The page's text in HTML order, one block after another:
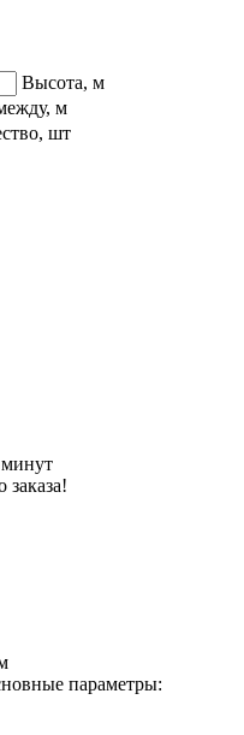
Высота, м
м
шт
заказа!
параметры: